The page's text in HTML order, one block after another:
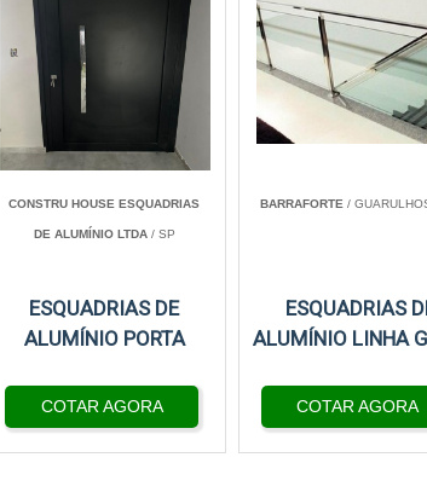
CONSTRU HOUSE ESQUADRIAS
DE ALUMÍNIO LTDA/ SP
ESQUADRIAS DE
ALUMÍNIO PORTA
COTAR AGORA
BARRAFORTE /
ESQUADRIAS
ALUMÍNIO LINHA
COTAR AGORA